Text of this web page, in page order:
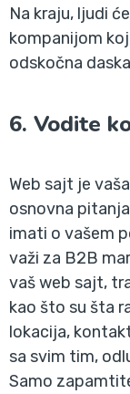
Na kraju, ljudi
kompanijom
odskočna
6. Vodite
Web sajt je
osnovna
imati o vašem
važi za B2B
vaš web sajt,
kao što su šta
lokacija,
sa svim tim,
Samo